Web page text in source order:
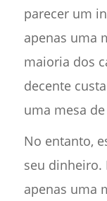
parecer um
apenas uma
maioria dos
decente
uma mesa
No entanto,
seu dinheiro.
apenas uma